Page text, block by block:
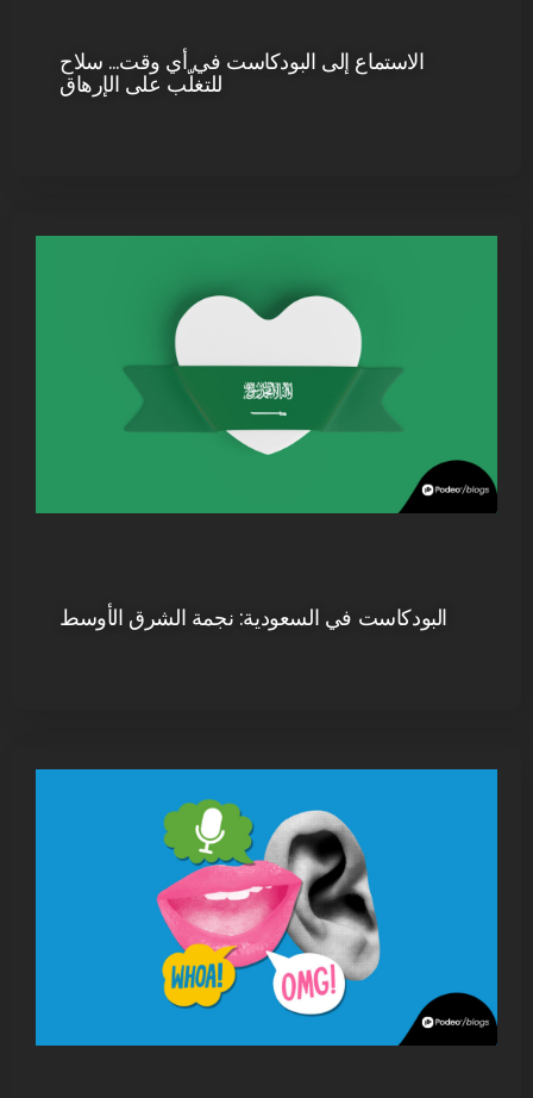
الاستماع إلى البودكاست في أي وقت… سلاح
للتغلّب على الإرهاق
البودكاست في السعودية: نجمة الشرق الأوسط